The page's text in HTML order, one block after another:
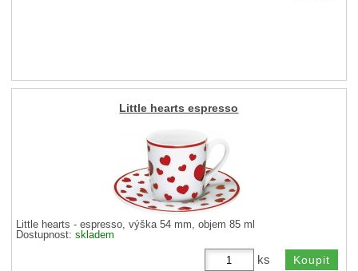
Little hearts espresso
Little hearts - espresso, výška 54 mm, objem 85 ml
Dostupnost:skladem
ks